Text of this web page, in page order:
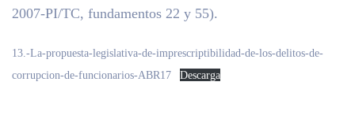
2007-PI/TC, fundamentos 22 y 55).
13.-La-propuesta-legislativa-de-imprescriptibilidad-de-los-delitos-de-
corrupcion-de-funcionarios-ABR17
Descarga